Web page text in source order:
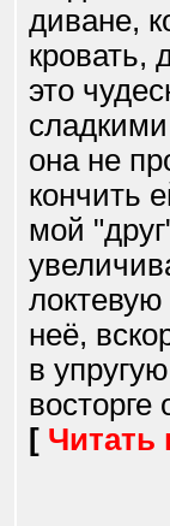
диване,
кровать,
это
она не
кончить
мой
неё,
в
[ Читать